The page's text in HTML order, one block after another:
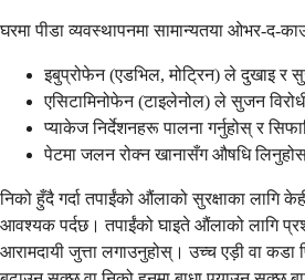
घरमा पीडा व्यवस्थापनमा सामान्यतया ओभर-द-
इबुप्रोफेन (एडभिल, मोट्रिन) ले दुखाइ र
एसिटामिनोफेन (टाइलेनोल) ले सुजन
प्याकेज निर्देशनहरू पालना गर्नुहोस् र
पेटमा जलन रोक्न खानासँग औषधि
निको हुँदै गर्दा तपाईंको औंलाको सुरक्षाका लागि
आवश्यक पर्दछ। तपाईंको घाइते औंलाको लागि
आरामदायी जुत्ता लगाउनुहोस्। उच्च एड़ी वा